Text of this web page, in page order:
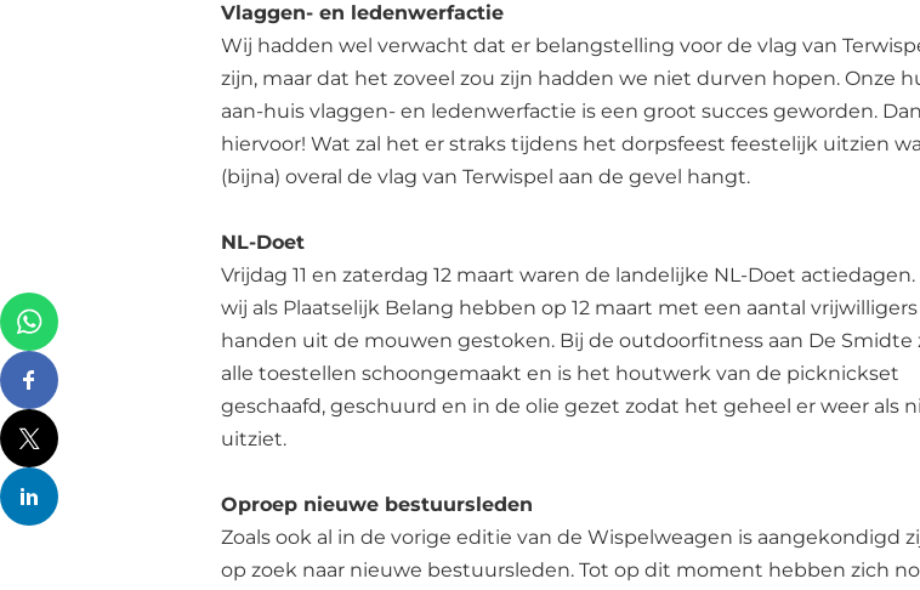
Vlaggen- en ledenwerfactie
Wij hadden wel verwacht dat er belangstelling voor de vlag van
zijn, maar dat het zoveel zou zijn hadden we niet durven hopen. Onze
aan-huis vlaggen- en ledenwerfactie is een groot succes geworden.
hiervoor! Wat zal het er straks tijdens het dorpsfeest feestelijk uitzien
(bijna) overal de vlag van Terwispel aan de gevel hangt.
NL-Doet
Vrijdag 11 en zaterdag 12 maart waren de landelijke NL-Doet actiedagen.
wij als Plaatselijk Belang hebben op 12 maart met een aantal
handen uit de mouwen gestoken. Bij de outdoorfitness aan De Smidte
alle toestellen schoongemaakt en is het houtwerk van de picknickset
geschaafd, geschuurd en in de olie gezet zodat het geheel er weer als
uitziet.
Oproep nieuwe bestuursleden
Zoals ook al in de vorige editie van de Wispelweagen is aangekondigd
op zoek naar nieuwe bestuursleden. Tot op dit moment hebben zich